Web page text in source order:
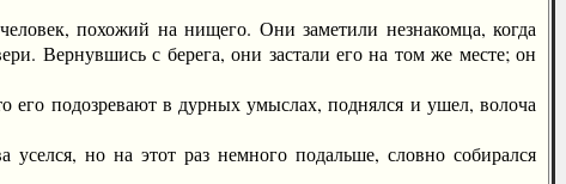
похожий на нищего. Они заметили незнакомца, когда
Вернувшись с берега, они застали его на том же месте; он
подозревают в дурных умыслах, поднялся и ушел, волоча
но на этот раз немного подальше, словно собирался